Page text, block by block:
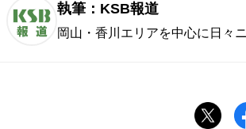
執筆：KSB報道
岡山・香川エリアを中心に日々